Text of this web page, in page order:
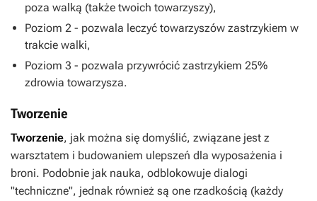
poza walką (także twoich towarzyszy),
Poziom 2 - pozwala leczyć towarzyszów zastrzykiem w
trakcie walki,
Poziom 3 - pozwala przywrócić zastrzykiem 25%
zdrowia towarzysza.
Tworzenie
Tworzenie, jak można się domyślić, związane jest z
warsztatem i budowaniem ulepszeń dla wyposażenia i
broni. Podobnie jak nauka, odblokowuje dialogi
"techniczne", jednak również są one rzadkością (każdy